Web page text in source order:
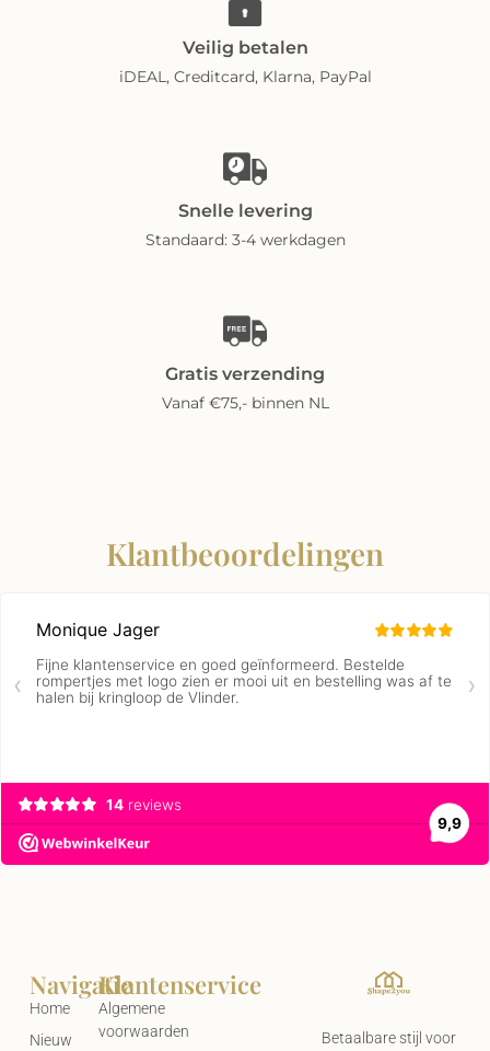
Veilig betalen
iDEAL, Creditcard, Klarna, PayPal
Snelle levering
Standaard: 3-4 werkdagen
Gratis verzending
Vanaf €75,- binnen NL
Klantbeoordelingen
Betaalbare stijl voor
Klantenservice
Algemene
voorwaarden
Navigatie
Home
Nieuw